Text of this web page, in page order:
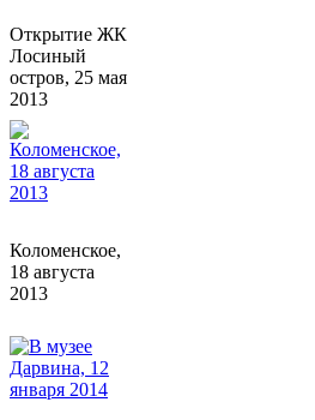
Открытие ЖК
Лосиный
остров, 25 мая
2013
Коломенское,
18 августа
2013